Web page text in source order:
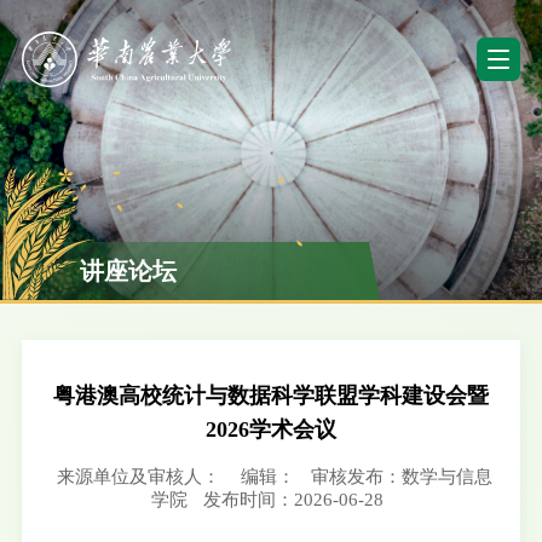
讲座论坛
粤港澳高校统计与数据科学联盟学科建设会暨
2026学术会议
来源单位及审核人： 编辑：
审核发布：数学与信息
学院
发布时间：2026-06-28